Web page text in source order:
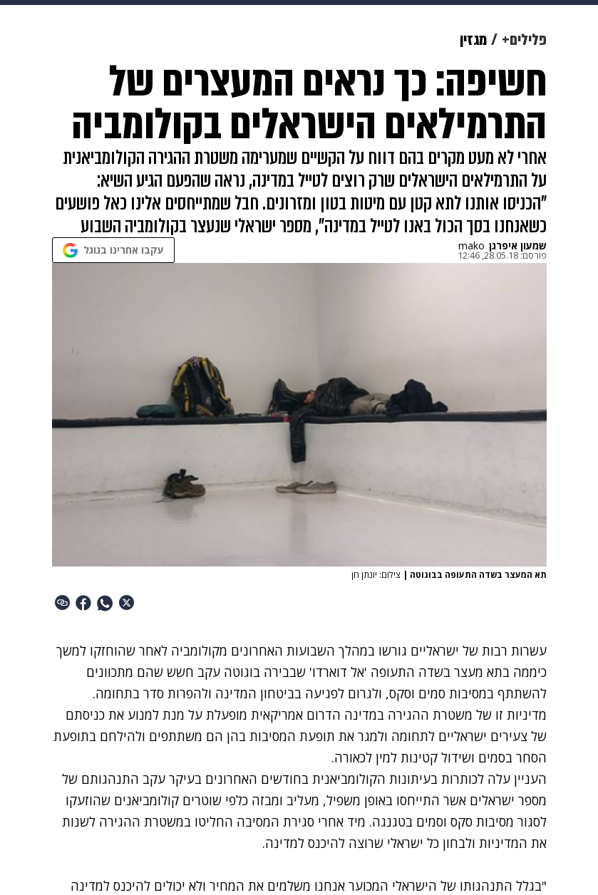
מוזיקה
דיגיטל ויוה משפט תשעה חודשים מתכונים פרויקטים מיוחדים
פלילים+ מגזין
חשיפה: כך נראים המעצרים של
התרמילאים הישראלים בקולומביה
אחרי לא מעט מקרים בהם דווח על הקשיים שמערימה משטרת ההגירה הקולומביאנית
על התרמילאים הישראלים שרק רוצים לטייל במדינה, נראה שהפעם הגיע השיא:
"הכניסו אותנו לתא קטן עם מיטות בטון ומזרונים. חבל שמתייחסים אלינו כאל פושעים
כשאנחנו בסך הכול באנו לטייל במדינה", מספר ישראלי שנעצר בקולומביה השבוע
שמעון איפרגן mako
פורסם: 28.05.18, 12:46 עקבו אחרינו בגוגל
תא המעצר בשדה התעופה בבוגוטה | צילום: יונתן חן
עשרות רבות של ישראליים גורשו במהלך השבועות האחרונים מקולומביה לאחר שהוחזקו למשך
כיממה בתא מעצר בשדה התעופה 'אל דוארדו' שבבירה בוגוטה עקב חשש שהם מתכוונים
להשתתף במסיבות סמים וסקס, ולגרום לפגיעה בביטחון המדינה ולהפרות סדר בתחומה.
מדיניות זו של משטרת ההגירה במדינה הדרום אמריקאית מופעלת על מנת למנוע את כניסתם
של צעירים ישראליים לתחומה ולמגר את תופעת המסיבות בהן הם משתתפים ולהילחם בתופעת
הסחר בסמים ושידול קטינות למין לכאורה.
העניין עלה לכותרות בעיתונות הקולומביאנית בחודשים האחרונים בעיקר עקב התנהגותם של
מספר ישראלים אשר התייחסו באופן משפיל, מעליב ומבזה כלפי שוטרים קולומביאנים שהוזעקו
לסגור מסיבות סקס וסמים בטגנגה. מיד אחרי סגירת המסיבה החליטו במשטרת ההגירה לשנות
את המדיניות ולבחון כל ישראלי שרוצה להיכנס למדינה.
"בגלל התנהגותו של הישראלי המכוער אנחנו משלמים את המחיר ולא יכולים להיכנס למדינה